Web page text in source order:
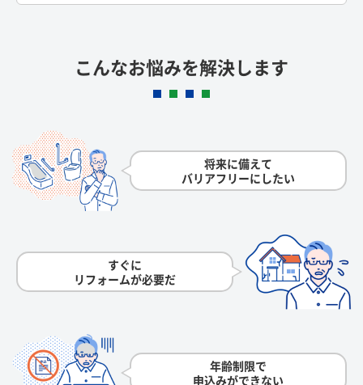
こんなお悩みを解決します
将来に備えて
バリアフリーにしたい
すぐに
リフォームが必要だ
年齢制限で
申込みができない